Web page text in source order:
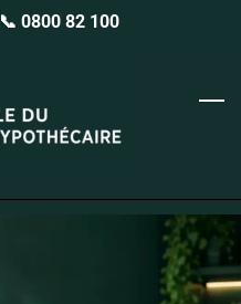
📞 0800 82 100